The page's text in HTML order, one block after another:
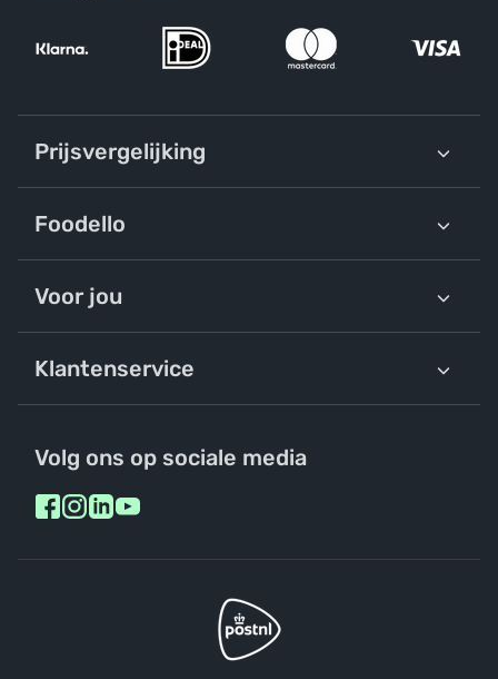
Prijsvergelijking
Foodello
Voor jou
Klantenservice
Volg ons op sociale media